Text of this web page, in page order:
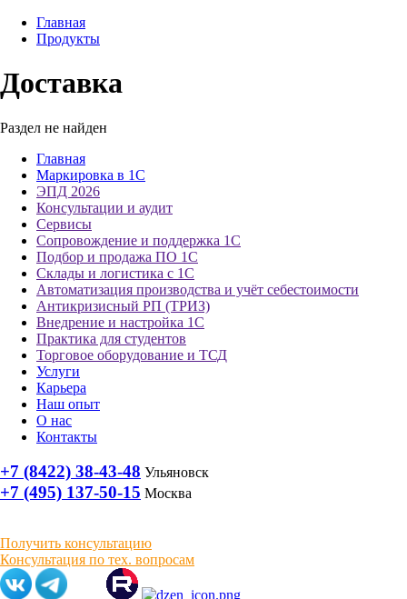
Главная
Продукты
Доставка
Раздел не найден
Главная
Маркировка в 1С
ЭПД 2026
Консультации и аудит
Сервисы
Сопровождение и поддержка 1С
Подбор и продажа ПО 1С
Склады и логистика с 1С
Автоматизация производства и учёт себестоимости
Антикризисный РП (ТРИЗ)
Внедрение и настройка 1С
Практика для студентов
Торговое оборудование и ТСД
Услуги
Карьера
Наш опыт
О нас
Контакты
+7 (8422) 38-43-48 Ульяновск
+7 (495) 137-50-15 Москва
Получить консультацию
Консультация по тех. вопросам